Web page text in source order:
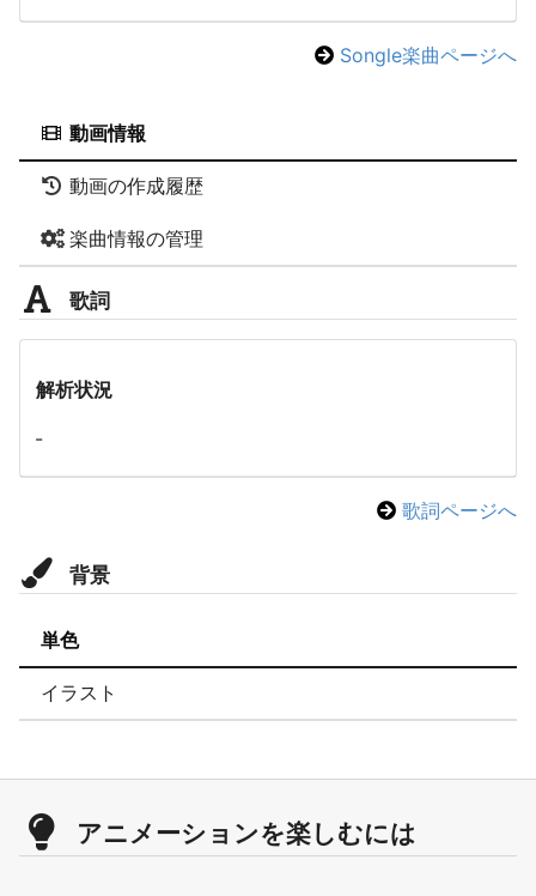
Songle楽曲ページへ
動画情報
動画の作成履歴
楽曲情報の管理
歌詞
解析状況
-
歌詞ページへ
背景
単色
イラスト
アニメーションを楽しむには